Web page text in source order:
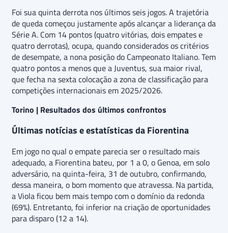
Foi sua quinta derrota nos últimos seis jogos. A trajetória
de queda começou justamente após alcançar a liderança da
Série A. Com 14 pontos (quatro vitórias, dois empates e
quatro derrotas), ocupa, quando considerados os critérios
de desempate, a nona posição do Campeonato Italiano. Tem
quatro pontos a menos que a Juventus, sua maior rival,
que fecha na sexta colocação a zona de classificação para
competições internacionais em 2025/2026.
Torino | Resultados dos últimos confrontos
Últimas notícias e estatísticas da Fiorentina
Em jogo no qual o empate parecia ser o resultado mais
adequado, a Fiorentina bateu, por 1 a 0, o Genoa, em solo
adversário, na quinta-feira, 31 de outubro, confirmando,
dessa maneira, o bom momento que atravessa. Na partida,
a Viola ficou bem mais tempo com o domínio da redonda
(69%). Entretanto, foi inferior na criação de oportunidades
para disparo (12 a 14).